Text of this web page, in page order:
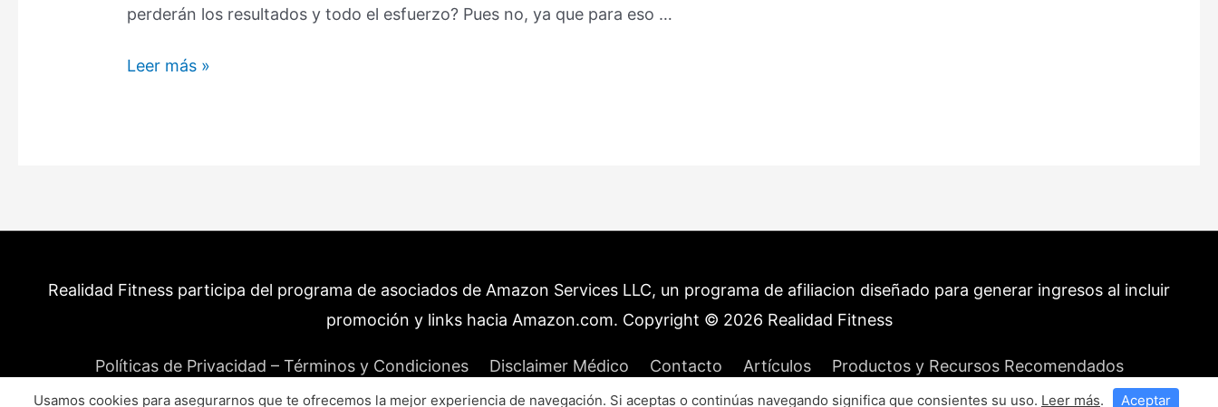
perderán los resultados y todo el esfuerzo? Pues no, ya que para eso …
La
debes
(Mejor
haz
Leer más »
Realidad Fitness participa del programa de asociados de Amazon Services LLC, un programa de afiliacion diseñado para generar ingresos al incluir
promoción y links hacia Amazon.com. Copyright © 2026 Realidad Fitness
Políticas de Privacidad – Términos y Condiciones Disclaimer Médico Contacto Artículos Productos y Recursos Recomendados
Usamos cookies para asegurarnos que te ofrecemos la mejor experiencia de navegación. Si aceptas o continúas navegando significa que consientes su uso. Leer más. Aceptar